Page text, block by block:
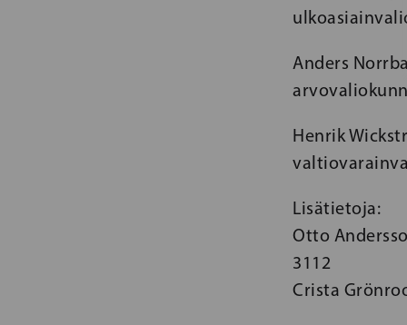
Anders
Henrik
Lisätietoja:
Otto
3112
Crista